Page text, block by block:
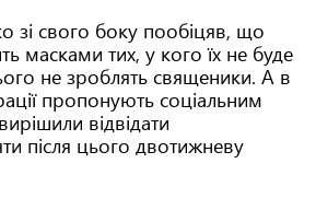
зі свого боку пообіцяв, що
масками тих, у кого їх не буде
не зроблять священики. А в
пропонують соціальним
відвідати
після цього двотижневу